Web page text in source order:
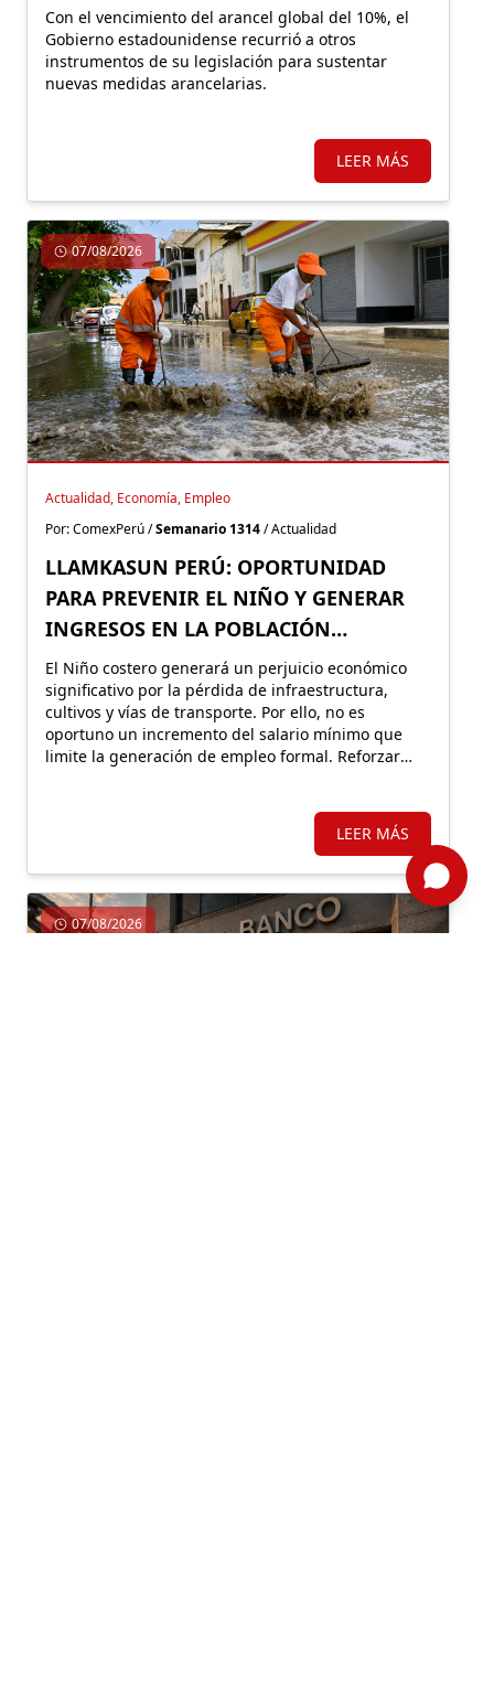
Con el vencimiento del arancel global del 10%, el
Gobierno estadounidense recurrió a otros
instrumentos de su legislación para sustentar
nuevas medidas arancelarias.
LEER MÁS
07/08/2026
Actualidad, Economía, Empleo
Por: ComexPerú /Semanario 1314/ Actualidad
LLAMKASUN PERÚ: OPORTUNIDAD
PARA PREVENIR EL NIÑO Y GENERAR
INGRESOS EN LA POBLACIÓN
VULNERABLE
El Niño costero generará un perjuicio económico
significativo por la pérdida de infraestructura,
cultivos y vías de transporte. Por ello, no es
oportuno un incremento del salario mínimo que
limite la generación de empleo formal. Reforzar
en simultáneo, avanzar en obras de prevención.
LEER MÁS
07/08/2026